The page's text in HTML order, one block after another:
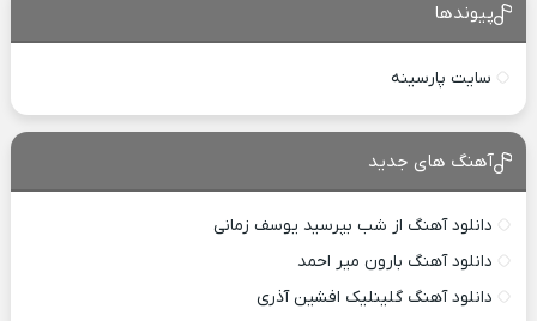
پیوندها
سایت پارسینه
آهنگ های جدید
دانلود آهنگ از شب بپرسید یوسف زمانی
دانلود آهنگ بارون میر احمد
دانلود آهنگ گلینلیک افشین آذری